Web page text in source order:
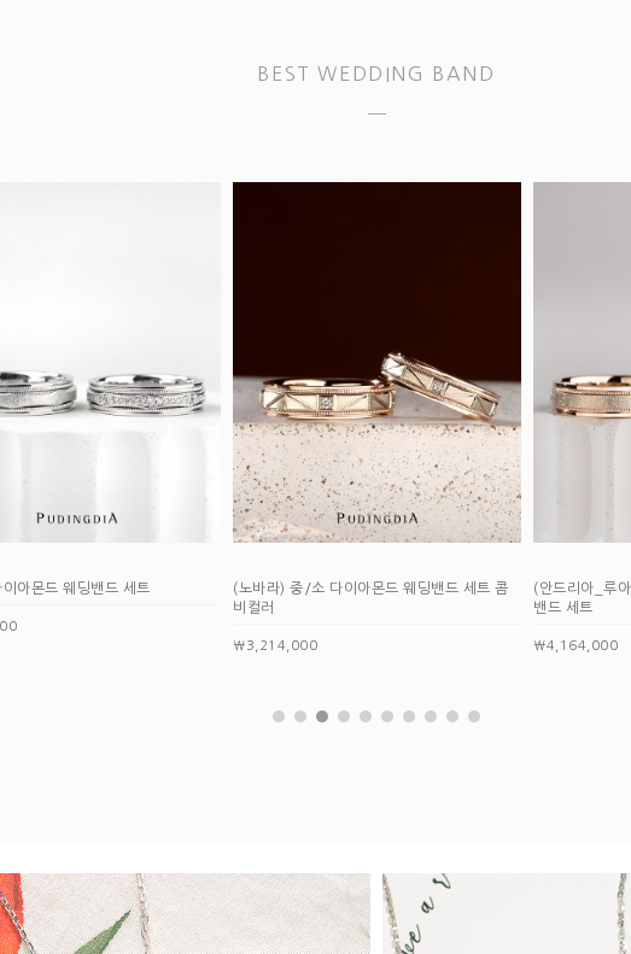
BEST WEDDING BAND
(노바라) 중/소 다이아몬드 웨딩밴드 세트 콤
(안드리아_루아르) 천연 3부 다이아몬드 웨딩
￦4,164,000
(아